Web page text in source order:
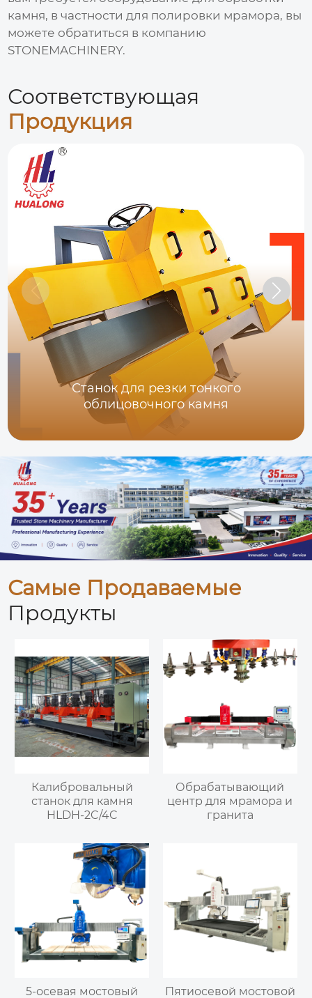
камня, в частности для полировки мрамора, вы
можете обратиться в компанию
STONEMACHINERY.
Соответствующая
Продукция
Станок для резки тонкого
облицовочного камня
Самые Продаваемые
Продукты
Калибровальный
станок для камня
HLDH-2C/4C
Обрабатывающий
центр для мрамора и
гранита
5-осевая мостовый
Пятиосевой мостовой